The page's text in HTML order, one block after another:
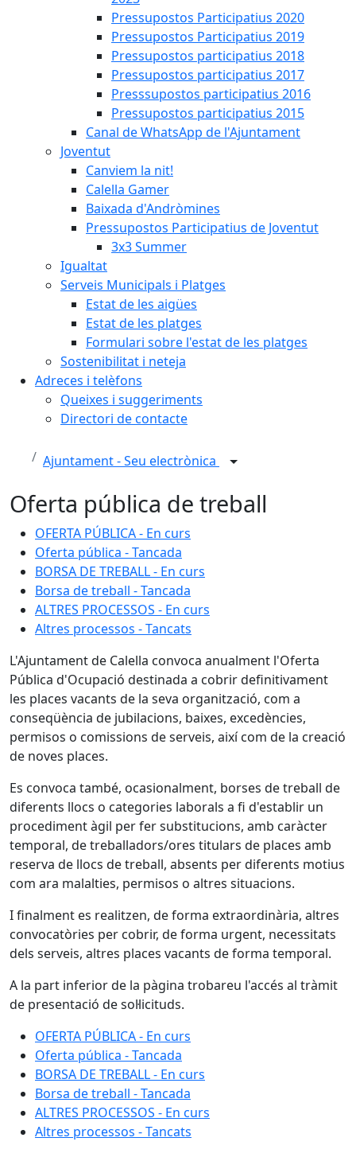
Pressupostos Participatius 2020
Pressupostos Participatius 2019
Pressupostos participatius 2018
Pressupostos participatius 2017
Presssupostos participatius 2016
Pressupostos participatius 2015
Canal de WhatsApp de l'Ajuntament
Joventut
Canviem la nit!
Calella Gamer
Baixada d'Andròmines
Pressupostos Participatius de Joventut
3x3 Summer
Igualtat
Serveis Municipals i Platges
Estat de les aigües
Estat de les platges
Formulari sobre l'estat de les platges
Sostenibilitat i neteja
Adreces i telèfons
Queixes i suggeriments
Directori de contacte
Ajuntament - Seu electrònica
Oferta pública de treball
OFERTA PÚBLICA - En curs
Oferta pública - Tancada
BORSA DE TREBALL - En curs
Borsa de treball - Tancada
ALTRES PROCESSOS - En curs
Altres processos - Tancats
L'Ajuntament de Calella convoca anualment l'Oferta
Pública d'Ocupació destinada a cobrir definitivament
les places vacants de la seva organització, com a
conseqüència de jubilacions, baixes, excedències,
permisos o comissions de serveis, així com de la creació
de noves places.
Es convoca també, ocasionalment, borses de treball de
diferents llocs o categories laborals a fi d'establir un
procediment àgil per fer substitucions, amb caràcter
temporal, de treballadors/ores titulars de places amb
reserva de llocs de treball, absents per diferents motius
com ara malalties, permisos o altres situacions.
I finalment es realitzen, de forma extraordinària, altres
convocatòries per cobrir, de forma urgent, necessitats
dels serveis, altres places vacants de forma temporal.
A la part inferior de la pàgina trobareu l'accés al tràmit
de presentació de sol·licituds.
OFERTA PÚBLICA - En curs
Oferta pública - Tancada
BORSA DE TREBALL - En curs
Borsa de treball - Tancada
ALTRES PROCESSOS - En curs
Altres processos - Tancats